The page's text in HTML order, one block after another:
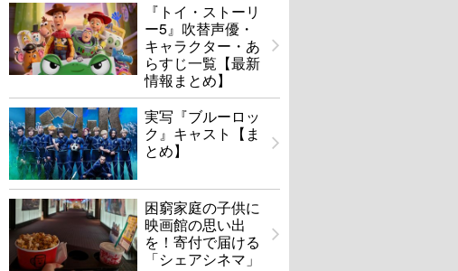
『トイ・ストーリ
ー5』吹替声優・
キャラクター・あ
らすじ一覧【最新
情報まとめ】
実写『ブルーロッ
ク』キャスト【ま
とめ】
困窮家庭の子供に
映画館の思い出
を！寄付で届ける
「シェアシネマ」